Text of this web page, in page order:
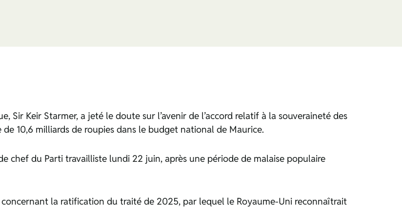
Sir Keir Starmer, a jeté le doute sur l’avenir de l’accord relatif à la souveraineté des
10,6 milliards de roupies dans le budget national de Maurice.
chef du Parti travailliste lundi 22 juin, après une période de malaise populaire
la ratification du traité de 2025, par lequel le Royaume-Uni reconnaîtrait